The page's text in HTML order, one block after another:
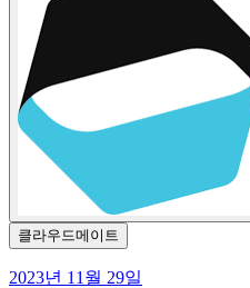
클라우드메이트
2023년 11월 29일